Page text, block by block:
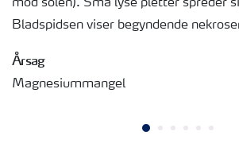
mod solen). Små lyse pletter spreder
Bladspidsen viser begyndende
Årsag
Magnesiummangel